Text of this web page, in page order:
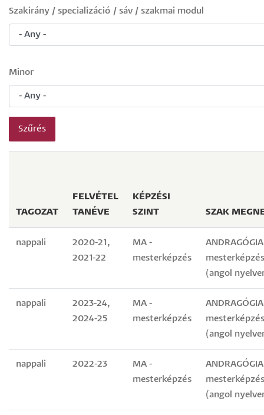
Szakirány / specializáció / sáv / szakmai modul
Minor
TAGOZAT
FELVÉTEL
TANÉVE
KÉPZÉSI
SZINT
SZAK
nappali
2020-21,
2021-22
MA -
mesterképzés
ANDRAGÓGIA
(angol
nappali
2023-24,
2024-25
MA -
mesterképzés
ANDRAGÓGIA
(angol
nappali 2022-23
MA -
mesterképzés
ANDRAGÓGIA
(angol